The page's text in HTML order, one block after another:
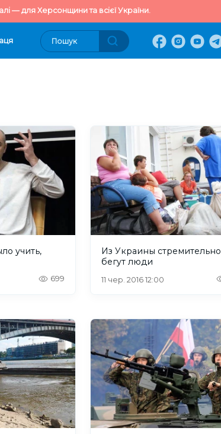
— для Херсонщини та всієї України.
учить,
699
Из Украины стремительно
бегут люди
11 чер. 2016 12:00